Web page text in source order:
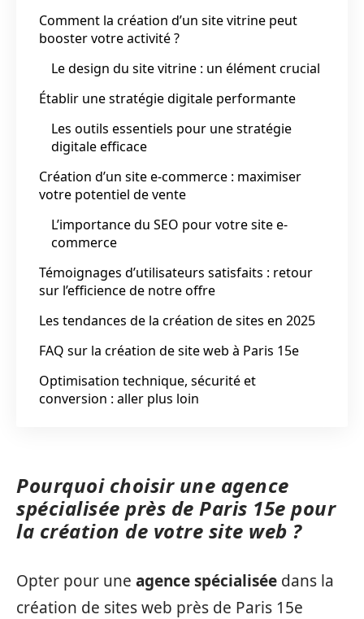
Comment la création d’un site vitrine peut
booster votre activité ?
Le design du site vitrine : un élément crucial
Établir une stratégie digitale performante
Les outils essentiels pour une stratégie
digitale efficace
Création d’un site e-commerce : maximiser
votre potentiel de vente
L’importance du SEO pour votre site e-
commerce
Témoignages d’utilisateurs satisfaits : retour
sur l’efficience de notre offre
Les tendances de la création de sites en 2025
FAQ sur la création de site web à Paris 15e
Optimisation technique, sécurité et
conversion : aller plus loin
Pourquoi choisir une agence
spécialisée près de Paris 15e pour
la création de votre site web ?
Opter pour une agence spécialisée dans la
création de sites web près de Paris 15e